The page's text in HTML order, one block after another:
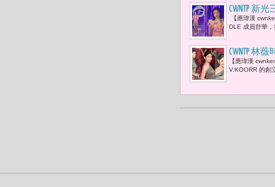
CWNTP 新
家這麼支
【應瑋漢
DLE 成員舒華
​CWNTP 林
連忙於《
【應瑋漢
V.KOORR 的創